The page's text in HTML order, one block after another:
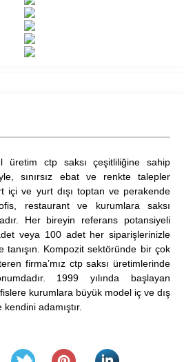
üretim ctp saksı çeşitliliğine sahip
sınırsız ebat ve renkte talepler
içi ve yurt dışı toptan ve perakende
restaurant ve kurumlara saksı
Her bireyin referans potansiyeli
veya 100 adet her siparişlerinizle
tanışın. Kompozit sektöründe bir çok
firma’mız ctp saksı üretimlerinde
1999 yılında başlayan
kurumlara büyük model iç ve dış
adamıştır.